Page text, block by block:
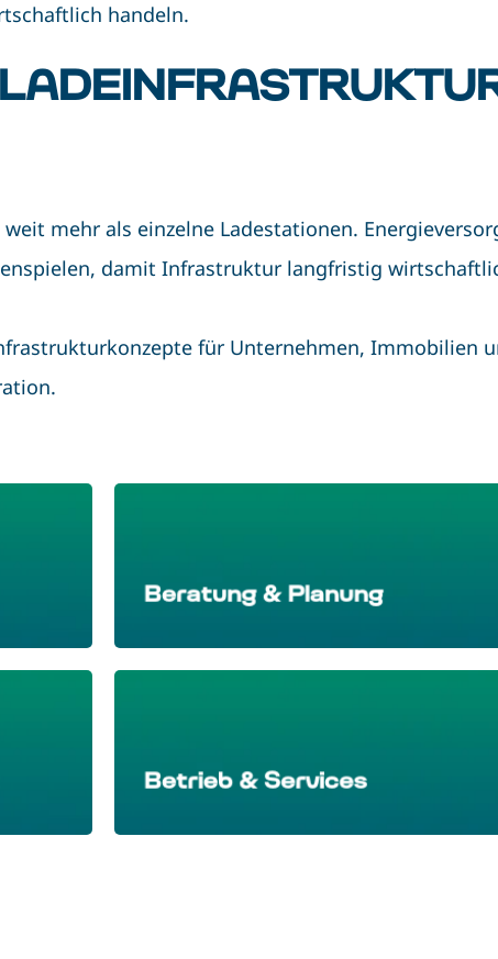
handeln.
mehr als einzelne Ladestationen.
damit Infrastruktur langfristig
für Unternehmen, Immobilien
Beratung & Planung
Betrieb & Services